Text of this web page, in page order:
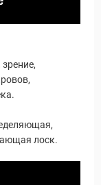
лоск.